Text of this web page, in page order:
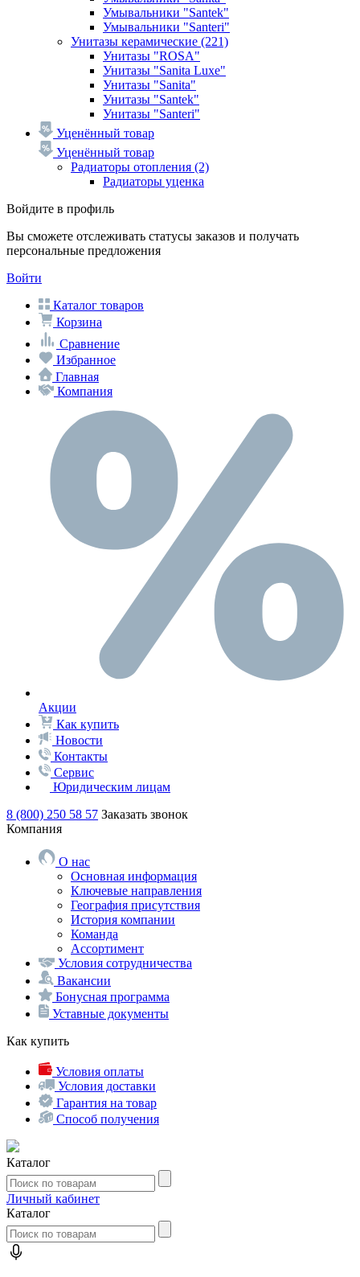
Умывальники "Santek"
Умывальники "Santeri"
Унитазы керамические (221)
Унитазы "ROSA"
Унитазы "Sanita Luxe"
Унитазы "Sanita"
Унитазы "Santek"
Унитазы "Santeri"
Уценённый товар
Уценённый товар
Радиаторы отопления (2)
Радиаторы уценка
Войдите в профиль
Вы сможете отслеживать статусы заказов и получать
персональные предложения
Войти
Каталог товаров
Корзина
Сравнение
Избранное
Главная
Компания
Акции
Как купить
Новости
Контакты
Сервис
Юридическим лицам
8 (800) 250 58 57 Заказать звонок
Компания
О нас
Основная информация
Ключевые направления
География присутствия
История компании
Команда
Ассортимент
Условия сотрудничества
Вакансии
Бонусная программа
Уставные документы
Как купить
Условия оплаты
Условия доставки
Гарантия на товар
Способ получения
Каталог
Личный кабинет
Каталог